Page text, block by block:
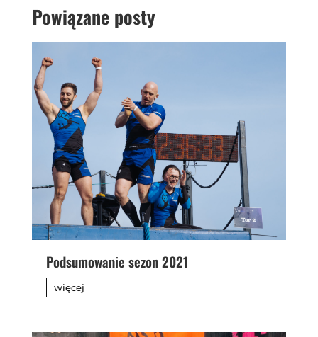
Powiązane posty
Podsumowanie sezon 2021
więcej